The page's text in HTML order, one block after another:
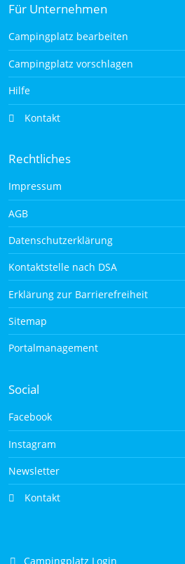
Für Unternehmen
Campingplatz bearbeiten
Campingplatz vorschlagen
Hilfe
Kontakt
Rechtliches
Impressum
AGB
Datenschutzerklärung
Kontaktstelle nach DSA
Erklärung zur Barrierefreiheit
Sitemap
Portalmanagement
Social
Facebook
Instagram
Newsletter
Kontakt
Campingplatz Login